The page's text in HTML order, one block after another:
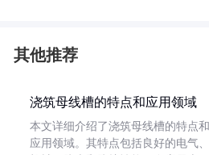
其他推荐
浇筑母线槽的特点和应用领域
本文详细介绍了浇筑母线槽的特点和
应用领域。其特点包括良好的电气、